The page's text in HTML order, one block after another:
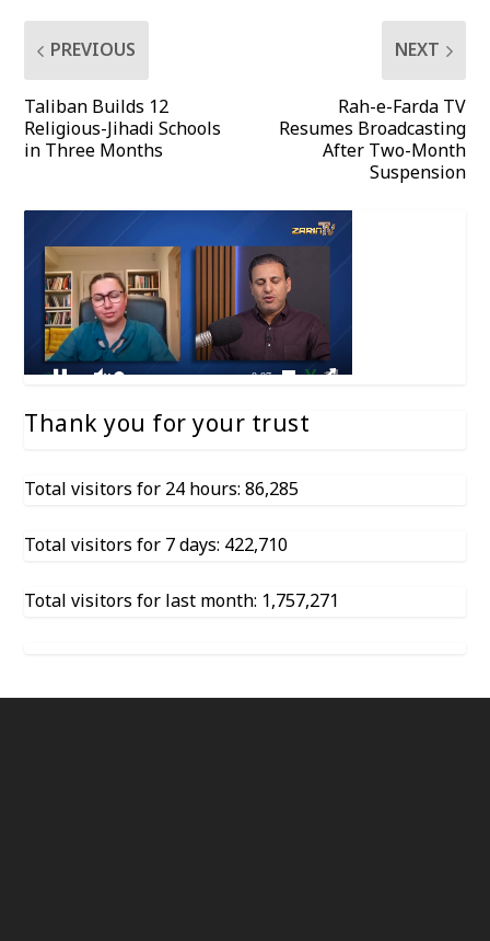
PREVIOUS
Taliban Builds 12
Religious-Jihadi Schools
in Three Months
NEXT
Rah-e-Farda TV
Resumes Broadcasting
After Two-Month
Suspension
Thank you for your trust
Total visitors for 24 hours: 86,285
Total visitors for 7 days: 422,710
Total visitors for last month: 1,757,271